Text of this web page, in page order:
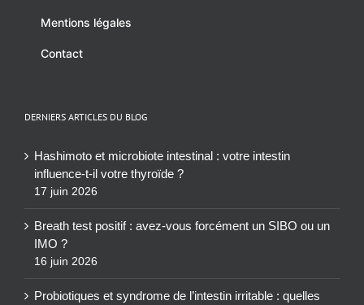
Mentions légales
Contact
DERNIERS ARTICLES DU BLOG
Hashimoto et microbiote intestinal : votre intestin
influence-t-il votre thyroïde ?
17 juin 2026
Breath test positif : avez-vous forcément un SIBO ou un
IMO ?
16 juin 2026
Probiotiques et syndrome de l’intestin irritable : quelles